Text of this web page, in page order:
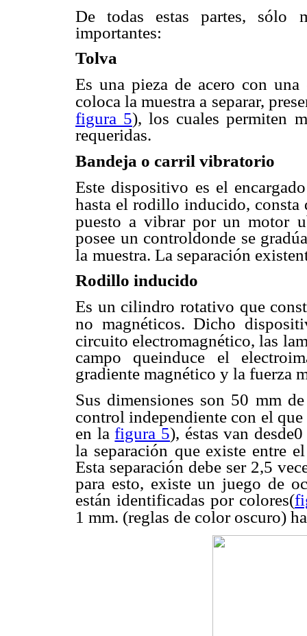
De todas estas partes, sólo
importantes:
Tolva
Es una pieza de acero con
coloca la muestra a separar,
figura 5), los cuales permiten
requeridas.
Bandeja o carril vibratorio
Este dispositivo es el
hasta el rodillo inducido, consta
puesto a vibrar por un motor
posee un controldonde se
la muestra. La separación
Rodillo inducido
Es un cilindro rotativo que
no magnéticos. Dicho
circuito electromagnético, las
campo queinduce el
gradiente magnético y la fuerza
Sus dimensiones son 50 mm
control independiente con el que
en lafigura 5), éstas van
la separación que existe entre
Esta separación debe ser 2,5
para esto, existe un juego de
están identificadas por colores(
1 mm. (reglas de color oscuro)